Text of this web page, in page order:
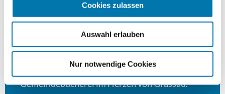
Cookies zulassen
Auswahl erlauben
Nur notwendige Cookies
©
Gemeindebücherei im Herzen von Grassau.